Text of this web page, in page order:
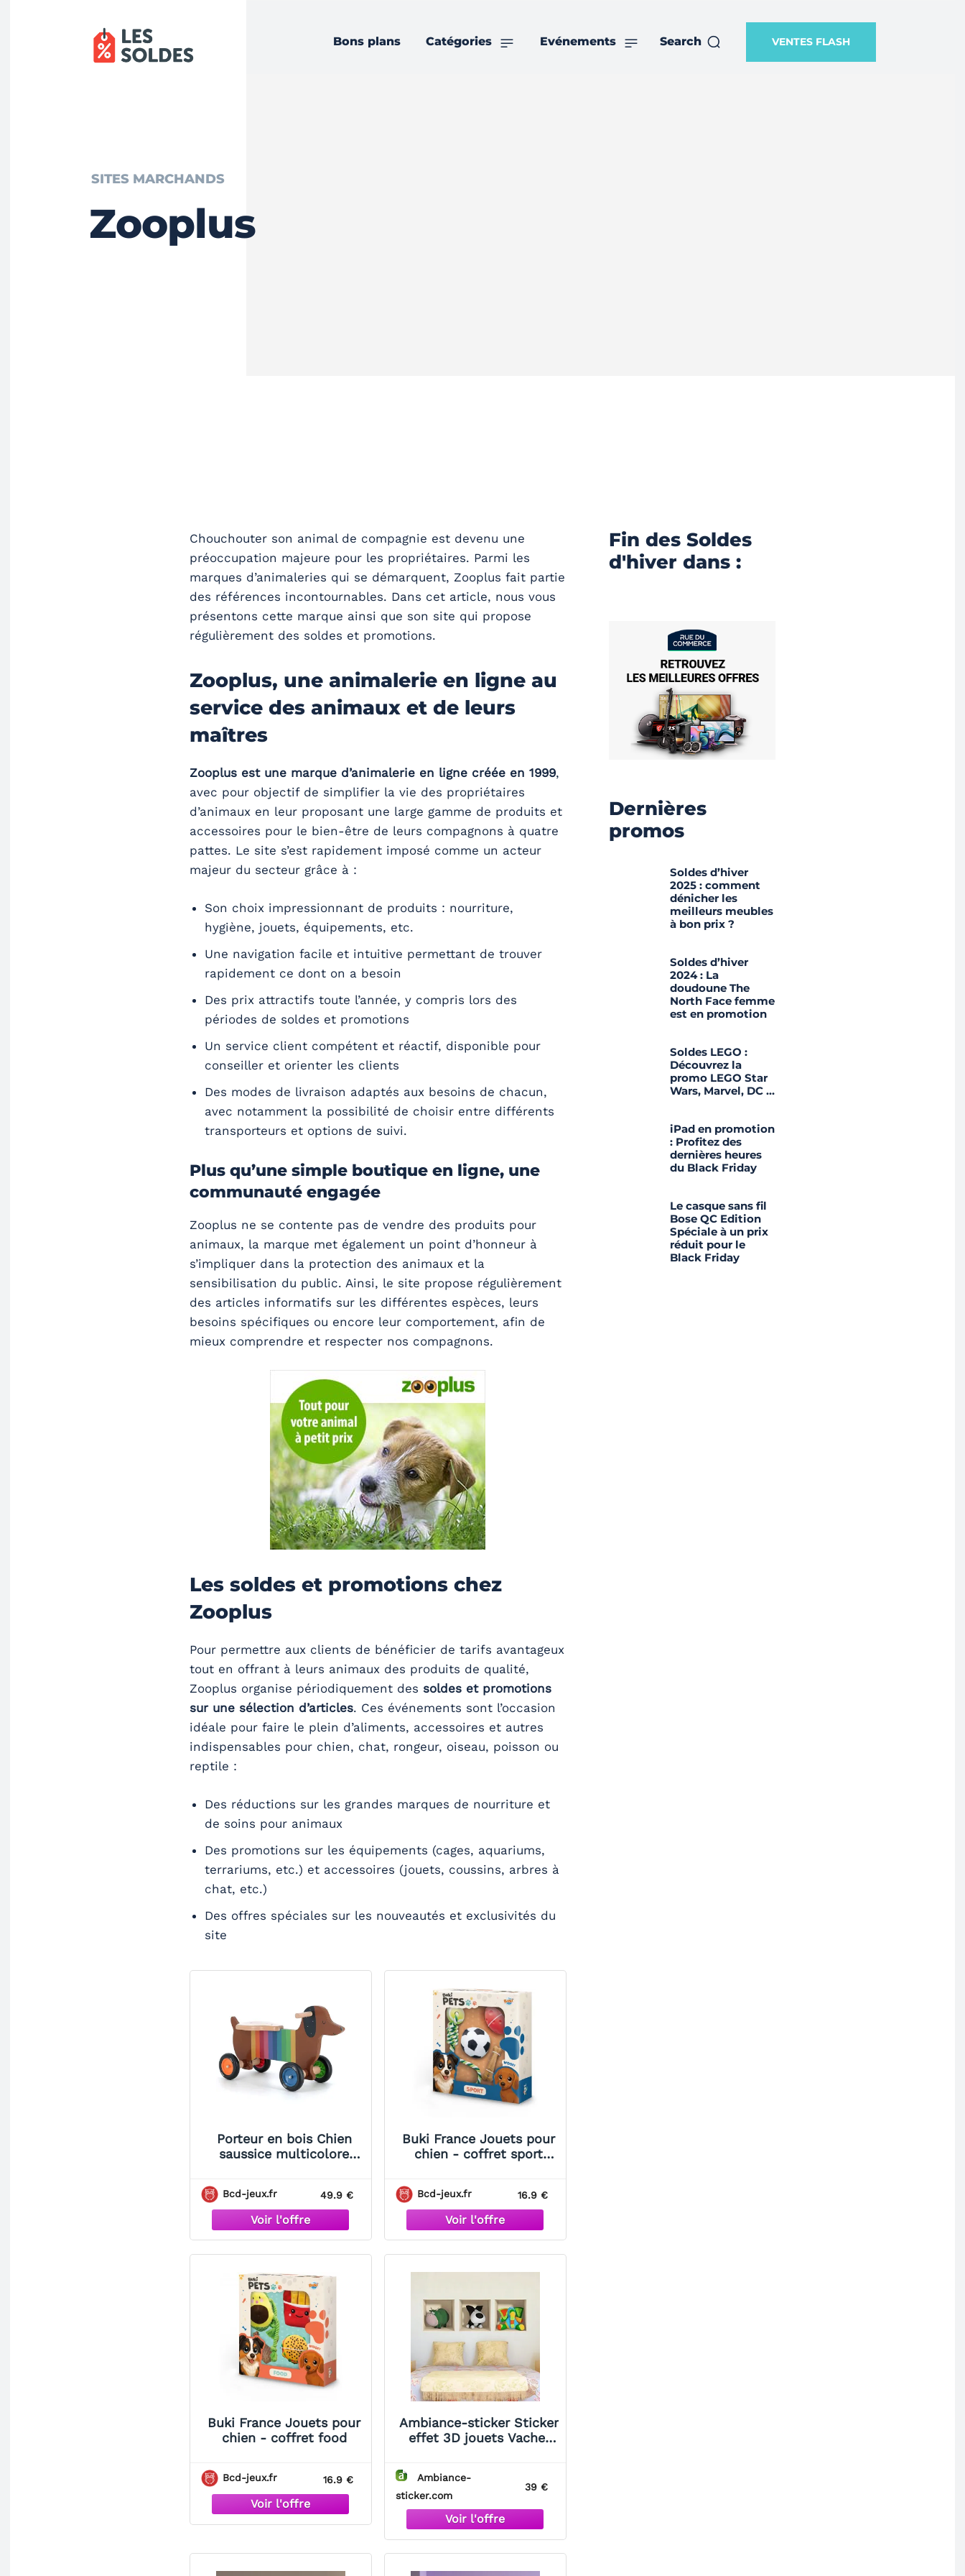
Bons plans Catégories Evénements Search VENTES FLASH
SITES MARCHANDS
Zooplus
Chouchouter son animal de compagnie est devenu une
préoccupation majeure pour les propriétaires. Parmi les
marques d’animaleries qui se démarquent, Zooplus fait partie
des références incontournables. Dans cet article, nous vous
présentons cette marque ainsi que son site qui propose
régulièrement des soldes et promotions.
Zooplus, une animalerie en ligne au
service des animaux et de leurs
maîtres
Zooplus est une marque d’animalerie en ligne créée en 1999,
avec pour objectif de simplifier la vie des propriétaires
d’animaux en leur proposant une large gamme de produits et
accessoires pour le bien-être de leurs compagnons à quatre
pattes. Le site s’est rapidement imposé comme un acteur
majeur du secteur grâce à :
Son choix impressionnant de produits : nourriture,
hygiène, jouets, équipements, etc.
Une navigation facile et intuitive permettant de trouver
rapidement ce dont on a besoin
Des prix attractifs toute l’année, y compris lors des
périodes de soldes et promotions
Un service client compétent et réactif, disponible pour
conseiller et orienter les clients
Des modes de livraison adaptés aux besoins de chacun,
avec notamment la possibilité de choisir entre différents
transporteurs et options de suivi.
Plus qu’une simple boutique en ligne, une
communauté engagée
Zooplus ne se contente pas de vendre des produits pour
animaux, la marque met également un point d’honneur à
s’impliquer dans la protection des animaux et la
sensibilisation du public. Ainsi, le site propose régulièrement
des articles informatifs sur les différentes espèces, leurs
besoins spécifiques ou encore leur comportement, afin de
mieux comprendre et respecter nos compagnons.
Les soldes et promotions chez
Zooplus
Pour permettre aux clients de bénéficier de tarifs avantageux
tout en offrant à leurs animaux des produits de qualité,
Zooplus organise périodiquement des soldes et promotions
sur une sélection d’articles. Ces événements sont l’occasion
idéale pour faire le plein d’aliments, accessoires et autres
indispensables pour chien, chat, rongeur, oiseau, poisson ou
reptile :
Des réductions sur les grandes marques de nourriture et
de soins pour animaux
Des promotions sur les équipements (cages, aquariums,
terrariums, etc.) et accessoires (jouets, coussins, arbres à
chat, etc.)
Des offres spéciales sur les nouveautés et exclusivités du
site
Porteur en bois Chien
saussice multicolore
Bcd-jeux.fr 49.9 €
Buki France Jouets pour
chien - coffret sport
Bcd-jeux.fr 16.9 €
Buki France Jouets pour
chien - coffret food
Bcd-jeux.fr 16.9 €
Ambiance-sticker Sticker
effet 3D jouets Vache,
Ambiance-
sticker.com
39 €
Fin des Soldes
d'hiver dans :
Dernières
promos
Soldes d’hiver
2025 : comment
dénicher les
meilleurs meubles
à bon prix ?
Soldes d’hiver
2024 : La
doudoune The
North Face femme
est en promotion
Soldes LEGO :
Découvrez la
promo LEGO Star
Wars, Marvel, DC …
iPad en promotion
: Profitez des
dernières heures
du Black Friday
Le casque sans fil
Bose QC Edition
Spéciale à un prix
réduit pour le
Black Friday